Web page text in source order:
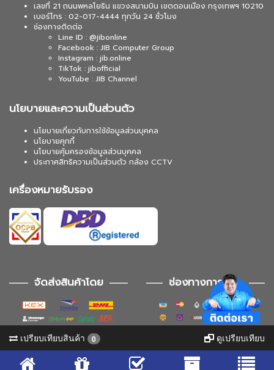
เลขที่ 21 ถนนพหลโยธิน แขวงสนามบิน เขตดอนเมือง กรุงเทพฯ 10210
เบอร์โทร : 02-017-4444 ทุกวัน 24 ชั่วโมง
ช่องทางติดต่อ
Line ID : @jibonline
Facebook : JIB Computer Group
Instagram : jib.online
TikTok : jibofficial
YouTube : JIB Channel
นโยบายและความเป็นส่วนตัว
นโยบายเกี่ยวกับการใช้ข้อมูลส่วนบุคคล
นโยบายคุกกี้
นโยบายคุ้มครองข้อมูลส่วนบุคคล
ประกาศสิทธิความเป็นส่วนตัว กล้อง CCTV
เครื่องหมายรับรอง
จัดส่งสินค้าโดย ช่องทางการชำระ
ช่องทางการติดตาม
เปรียบเทียบสินค้า 0 ดูเปรียบเทียบ